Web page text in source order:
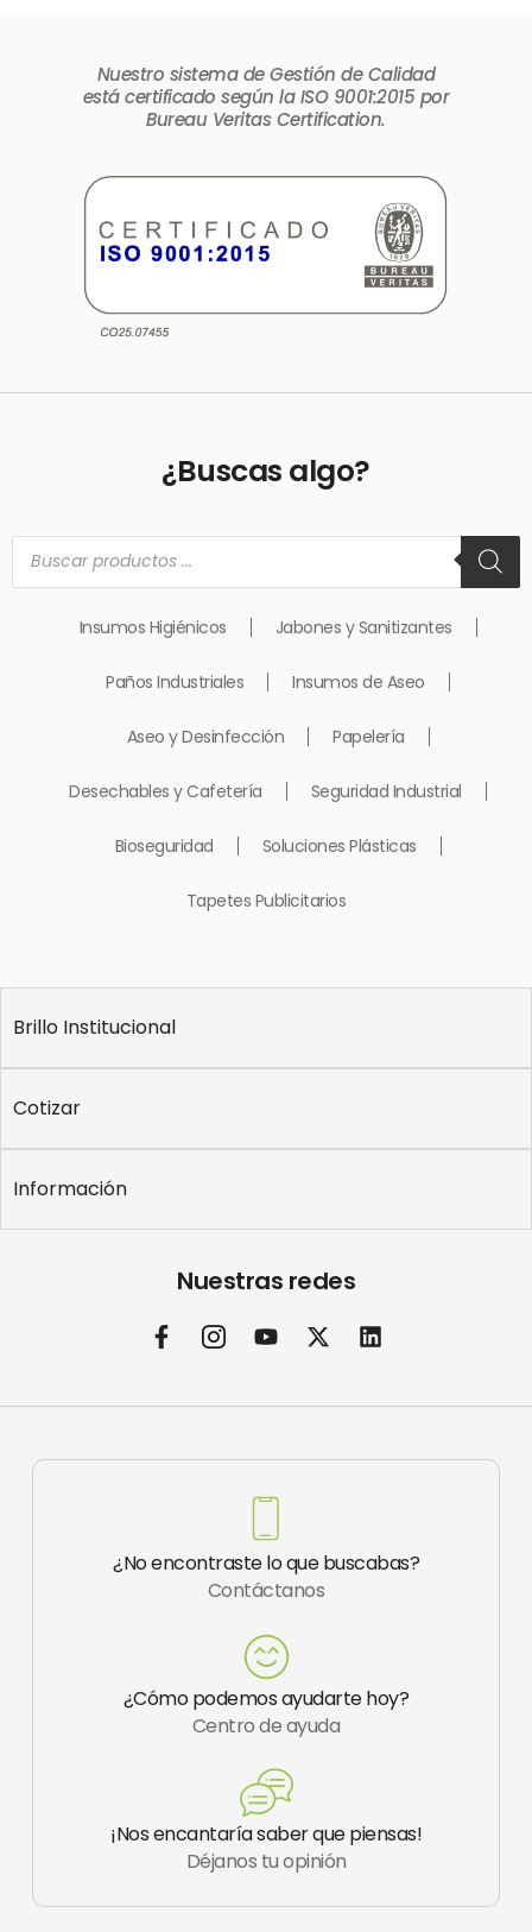
Nuestro sistema de Gestión de Calidad
está certificado según la ISO 9001:2015 por
Bureau Veritas Certification.
¿Buscas algo?
Búsqueda
de
productos
Insumos Higiénicos
Jabones y Sanitizantes
Paños Industriales Insumos de Aseo
Aseo y Desinfección Papelería
Desechables y Cafetería Seguridad Industrial
Bioseguridad Soluciones Plásticas
Tapetes Publicitarios
Brillo Institucional
Cotizar
Información
Nuestras redes
F
a
e
o
I
c
n
i
a
g
r
1
Y
t
b
X
-
w
t
L
i
k
d
¿No encontraste lo que buscabas?
Contáctanos
¿Cómo podemos ayudarte hoy?
Centro de ayuda
¡Nos encantaría saber que piensas!
Déjanos tu opinión